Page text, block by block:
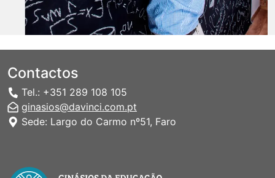
Contactos
Tel.: +351 289 108 105
ginasios@davinci.com.pt
Sede: Largo do Carmo nº51, Faro